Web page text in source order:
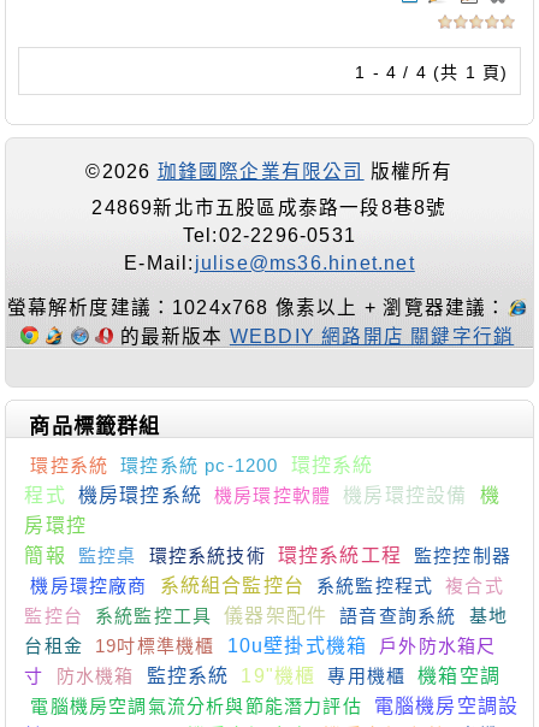
1 - 4 / 4 (共 1 頁)
©2026 珈鋒國際企業有限公司
版權所有
24869新北市五股區成泰路一段8巷8號
Tel:02-2296-0531
E-Mail: julise@ms36.hinet.net
螢幕解析度建議：1024x768 像素以上 + 瀏覽器建議：
的最新版本 WEBDIY 網路開店 關鍵字行銷
商品標籤群組
環控系統 環控系統 pc-1200
環控系統
程式
機房環控系統 機房環控軟體 機房環控設備
機
房環控
簡報
監控桌 環控系統技術 環控系統工程
監控控制器
機房環控廠商
系統組合監控台 系統監控程式
複合式
監控台
系統監控工具 儀器架配件 語音查詢系統
基地
台租金
19吋標準機櫃 10u壁掛式機箱
戶外防水箱尺
寸
防水機箱 監控系統 19"機櫃 專用機櫃
機箱空調
電腦機房空調氣流分析與節能潛力評估
電腦機房空調設